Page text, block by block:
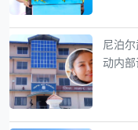
尼泊
动内